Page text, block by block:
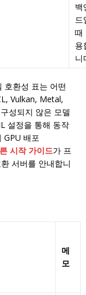
백
드
때
용
니
호환성 표는 어떤
Vulkan, Metal,
성되지 않은 모델
설정을 통해 동작
GPU 배포
시작 가이드가 프
서버를 안내합니
메
모